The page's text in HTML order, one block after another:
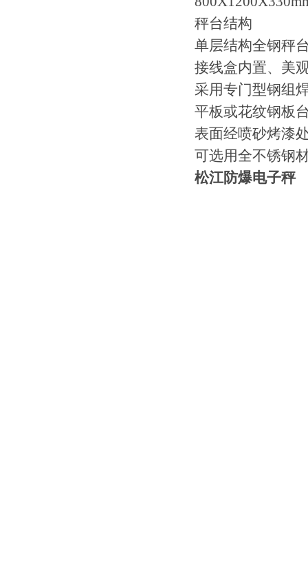
秤台结构
单层结构全钢秤
接线盒内置、美
采用专门型钢组
平板或花纹钢板
表面经喷砂烤漆
可选用全不锈钢
松江防爆电子秤